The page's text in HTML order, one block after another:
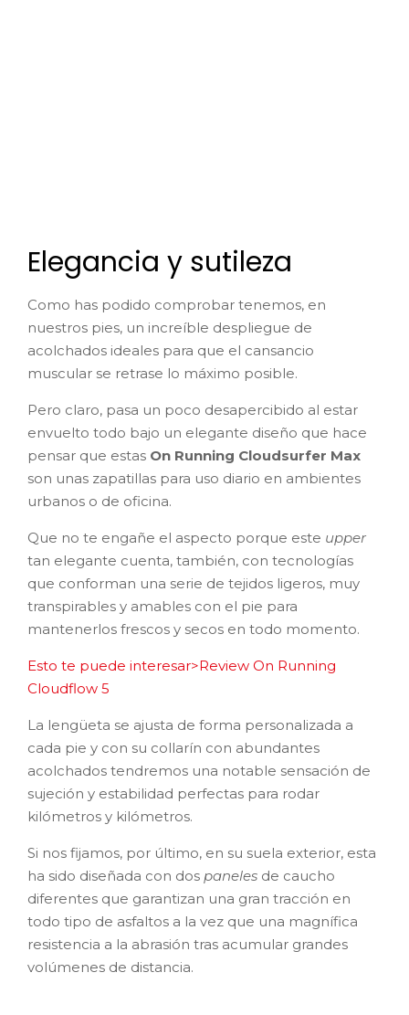
Elegancia y sutileza
Como has podido comprobar tenemos, en
nuestros pies, un increíble despliegue de
acolchados ideales para que el cansancio
muscular se retrase lo máximo posible.
Pero claro, pasa un poco desapercibido al estar
envuelto todo bajo un elegante diseño que hace
pensar que estas On Running Cloudsurfer Max
son unas zapatillas para uso diario en ambientes
urbanos o de oficina.
Que no te engañe el aspecto porque este upper
tan elegante cuenta, también, con tecnologías
que conforman una serie de tejidos ligeros, muy
transpirables y amables con el pie para
mantenerlos frescos y secos en todo momento.
Esto te puede interesar>Review On Running
Cloudflow 5
La lengüeta se ajusta de forma personalizada a
cada pie y con su collarín con abundantes
acolchados tendremos una notable sensación de
sujeción y estabilidad perfectas para rodar
kilómetros y kilómetros.
Si nos fijamos, por último, en su suela exterior, esta
ha sido diseñada con dos paneles de caucho
diferentes que garantizan una gran tracción en
todo tipo de asfaltos a la vez que una magnífica
resistencia a la abrasión tras acumular grandes
volúmenes de distancia.